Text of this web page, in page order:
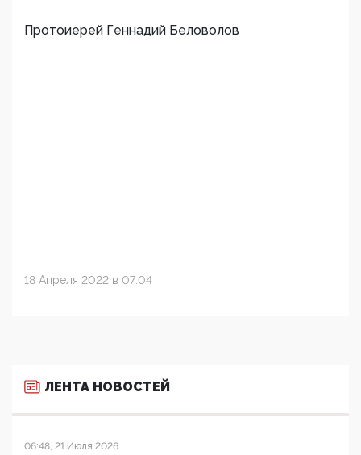
Протоиерей Геннадий Беловолов
18 Апреля 2022 в 07:04
ЛЕНТА НОВОСТЕЙ
06:48, 21 Июля 2026